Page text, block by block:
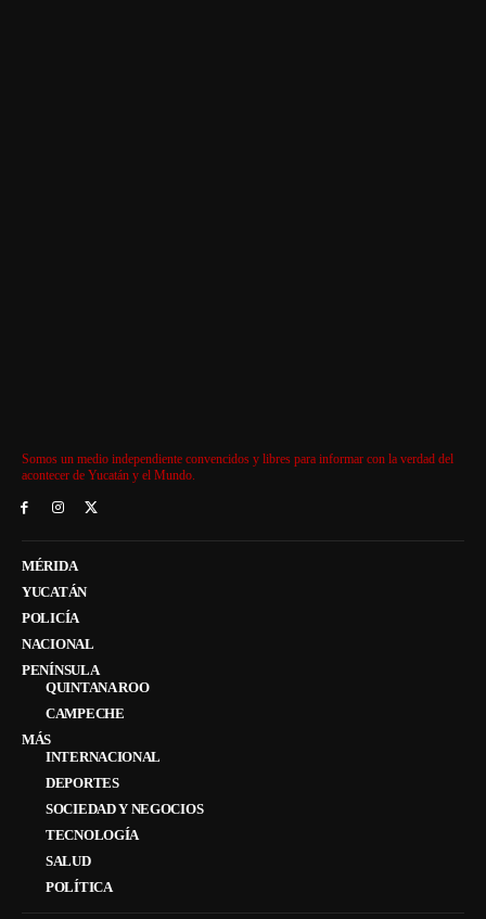
Somos un medio independiente convencidos y libres para informar con la verdad del
acontecer de Yucatán y el Mundo.
MÉRIDA
YUCATÁN
POLICÍA
NACIONAL
PENÍNSULA
QUINTANA ROO
CAMPECHE
MÁS
INTERNACIONAL
DEPORTES
SOCIEDAD Y NEGOCIOS
TECNOLOGÍA
SALUD
POLÍTICA